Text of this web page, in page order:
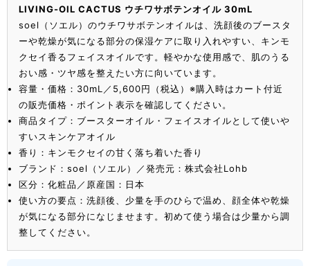
LIVING-OIL CACTUS ウチワサボテンオイル 30mL
soel（ソエル）のウチワサボテンオイルは、洗顔後のブースタ
ーや乾燥が気になる部分の保湿ケアに取り入れやすい、キンモ
クセイ香るフェイスオイルです。軽やかな使用感で、肌のうる
おい感・ツヤ感を整えたい方に向いています。
容量・価格：30mL／5,600円（税込）※購入時はカート付近
の販売価格・ポイント表示を確認してください。
商品タイプ：ブースターオイル・フェイスオイルとして使いや
すいスキンケアオイル
香り：キンモクセイの甘く落ち着いた香り
ブランド：soel（ソエル）／発売元：株式会社Lohb
区分：化粧品／原産国：日本
使い方の要点：洗顔後、少量を手のひらで温め、顔全体や乾燥
が気になる部分になじませます。初めて使う場合は少量から調
整してください。